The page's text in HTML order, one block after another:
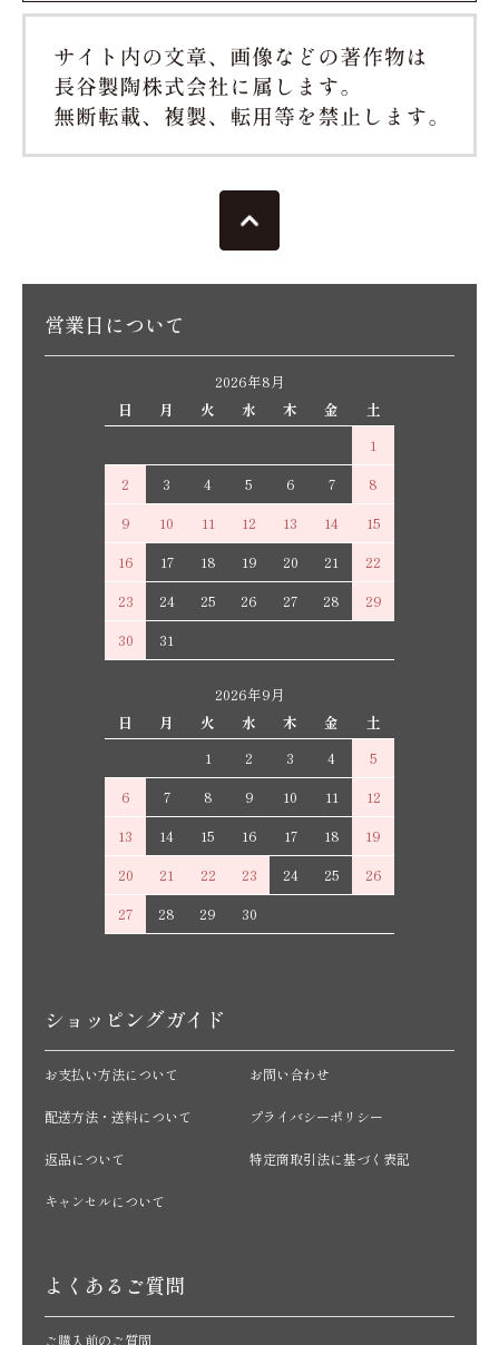
営業日について
2026年8月
日
月 火 水 木 金
土
1
2
3 4 5 6 7
8
9
10 11 12 13 14
15
16
17 18 19 20 21
22
23
24 25 26 27 28
29
30
31
2026年9月
日
月 火 水 木 金
土
1
2 3 4
5
6
7 8 9 10 11
12
13
14 15 16 17 18
19
20
21 22 23 24 25
26
27
28 29 30
ショッピングガイド
お支払い方法について
配送方法・送料について
返品について
キャンセルについて
お問い合わせ
プライバシーポリシー
特定商取引法に基づく表記
よくあるご質問
ご購入前のご質問